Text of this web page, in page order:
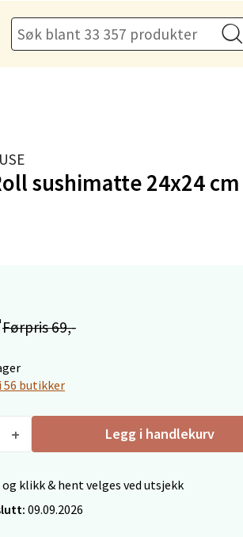
sushimatte 24x24 cm
Førpris 69,-
56 butikker
Legg i handlekurv
klikk & hent velges ved utsjekk
09.09.2026